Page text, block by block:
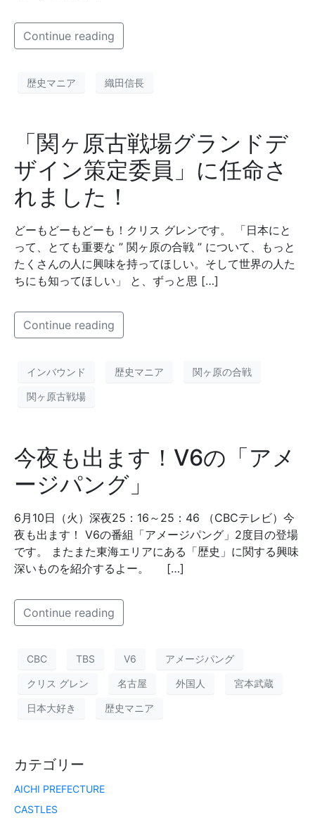
Continue reading
歴史マニア 織田信長
「関ヶ原古戦場グランドデ
ザイン策定委員」に任命さ
れました！
どーもどーもどーも！クリス グレンです。 「日本にと
って、とても重要な ” 関ヶ原の合戦 ” について、もっと
たくさんの人に興味を持ってほしい。そして世界の人た
ちにも知ってほしい」 と、ずっと思 […]
Continue reading
インバウンド 歴史マニア 関ヶ原の合戦
関ヶ原古戦場
今夜も出ます！V6の「アメ
ージパング」
6月10日（火）深夜25：16～25：46 （CBCテレビ）今
夜も出ます！ V6の番組「アメージパング」2度目の登場
です。 またまた東海エリアにある「歴史」に関する興味
深いものを紹介するよー。 […]
Continue reading
CBC TBS V6 アメージパング
クリス グレン 名古屋 外国人 宮本武蔵
日本大好き 歴史マニア
カテゴリー
AICHI PREFECTURE
CASTLES